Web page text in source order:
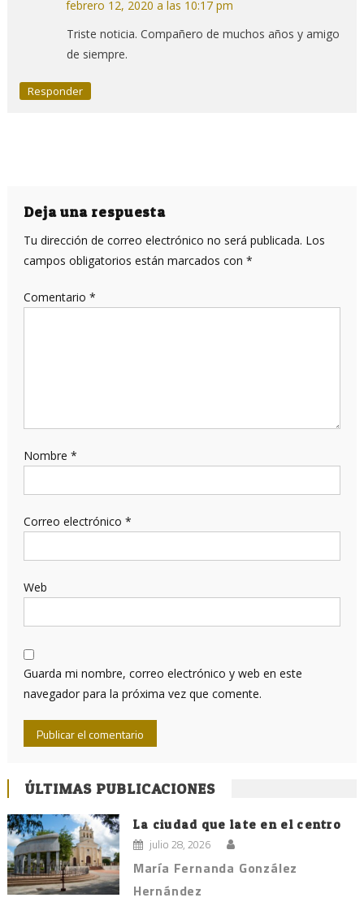
febrero 12, 2020 a las 10:17 pm
Triste noticia. Compañero de muchos años y amigo
de siempre.
Responder
Deja una respuesta
Tu dirección de correo electrónico no será publicada. Los
campos obligatorios están marcados con *
Comentario *
Nombre *
Correo electrónico *
Web
Guarda mi nombre, correo electrónico y web en este
navegador para la próxima vez que comente.
ÚLTIMAS PUBLICACIONES
La ciudad que late en el centro
julio 28, 2026
María Fernanda González
Hernández